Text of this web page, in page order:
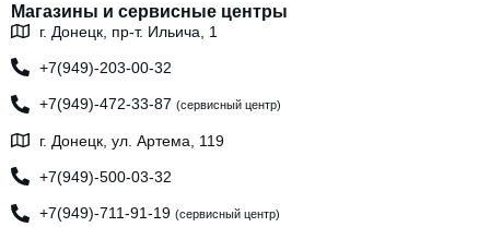
Магазины и сервисные центры
г. Донецк, пр-т. Ильича, 1
+7(949)-203-00-32
+7(949)-472-33-87(сервисный центр)
г. Донецк, ул. Артема, 119
+7(949)-500-03-32
+7(949)-711-91-19(сервисный центр)